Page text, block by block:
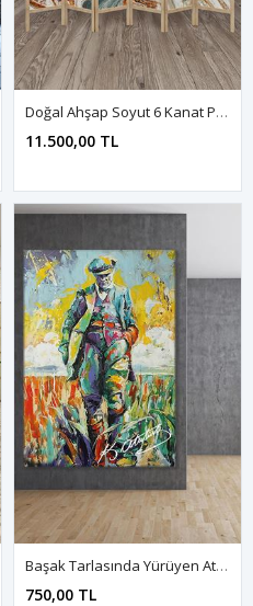
Doğal Ahşap Soyut 6 Kanat Paravan Seperatör Oda Bölme
11.500,00 TL
Başak Tarlasında Yürüyen Atatürk Yağlı Boya Efektli Kanvas Duvar Tablo 221465
750,00 TL